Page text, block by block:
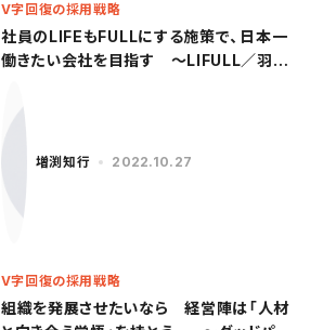
V字回復の採用戦略
社員のLIFEもFULLにする施策で、日本一
働きたい会社を目指す 〜LIFULL／羽田
増渕知行 2022.10.27
V字回復の採用戦略
組織を発展させたいなら 経営陣は「人材